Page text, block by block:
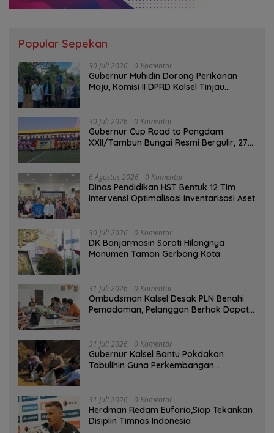
Popular Sepekan
30 Juli 2026 0 Komentar
Gubernur Muhidin Dorong Perikanan
Maju, Komisi II DPRD Kalsel Tinjau
30 Juli 2026 0 Komentar
Gubernur Cup Road to Pangdam
XXII/Tambun Bungai Resmi Bergulir, 27
6 Agustus 2026 0 Komentar
Dinas Pendidikan HST Bentuk 12 Tim
Intervensi Optimalisasi Inventarisasi Aset
30 Juli 2026 0 Komentar
DK Banjarmasin Soroti Hilangnya
Monumen Taman Gerbang Kota
31 Juli 2026 0 Komentar
Ombudsman Kalsel Desak PLN Benahi
Pemadaman, Pelanggan Berhak Dapat
31 Juli 2026 0 Komentar
Gubernur Kalsel Bantu Pokdakan
Tabulihin Guna Perkembangan
31 Juli 2026 0 Komentar
Herdman Redam Euforia,Siap Tekankan
Disiplin Timnas Indonesia